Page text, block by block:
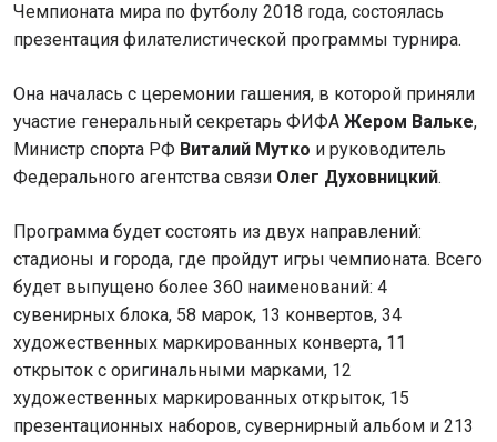
Чемпионата мира по футболу 2018 года, состоялась
презентация филателистической программы турнира.
Она началась с церемонии гашения, в которой приняли
участие генеральный секретарь ФИФА Жером Вальке,
Министр спорта РФ Виталий Мутко и руководитель
Федерального агентства связи Олег Духовницкий.
Программа будет состоять из двух направлений:
стадионы и города, где пройдут игры чемпионата. Всего
будет выпущено более 360 наименований: 4
сувенирных блока, 58 марок, 13 конвертов, 34
художественных маркированных конверта, 11
открыток с оригинальными марками, 12
художественных маркированных открыток, 15
презентационных наборов, сувернирный альбом и 213